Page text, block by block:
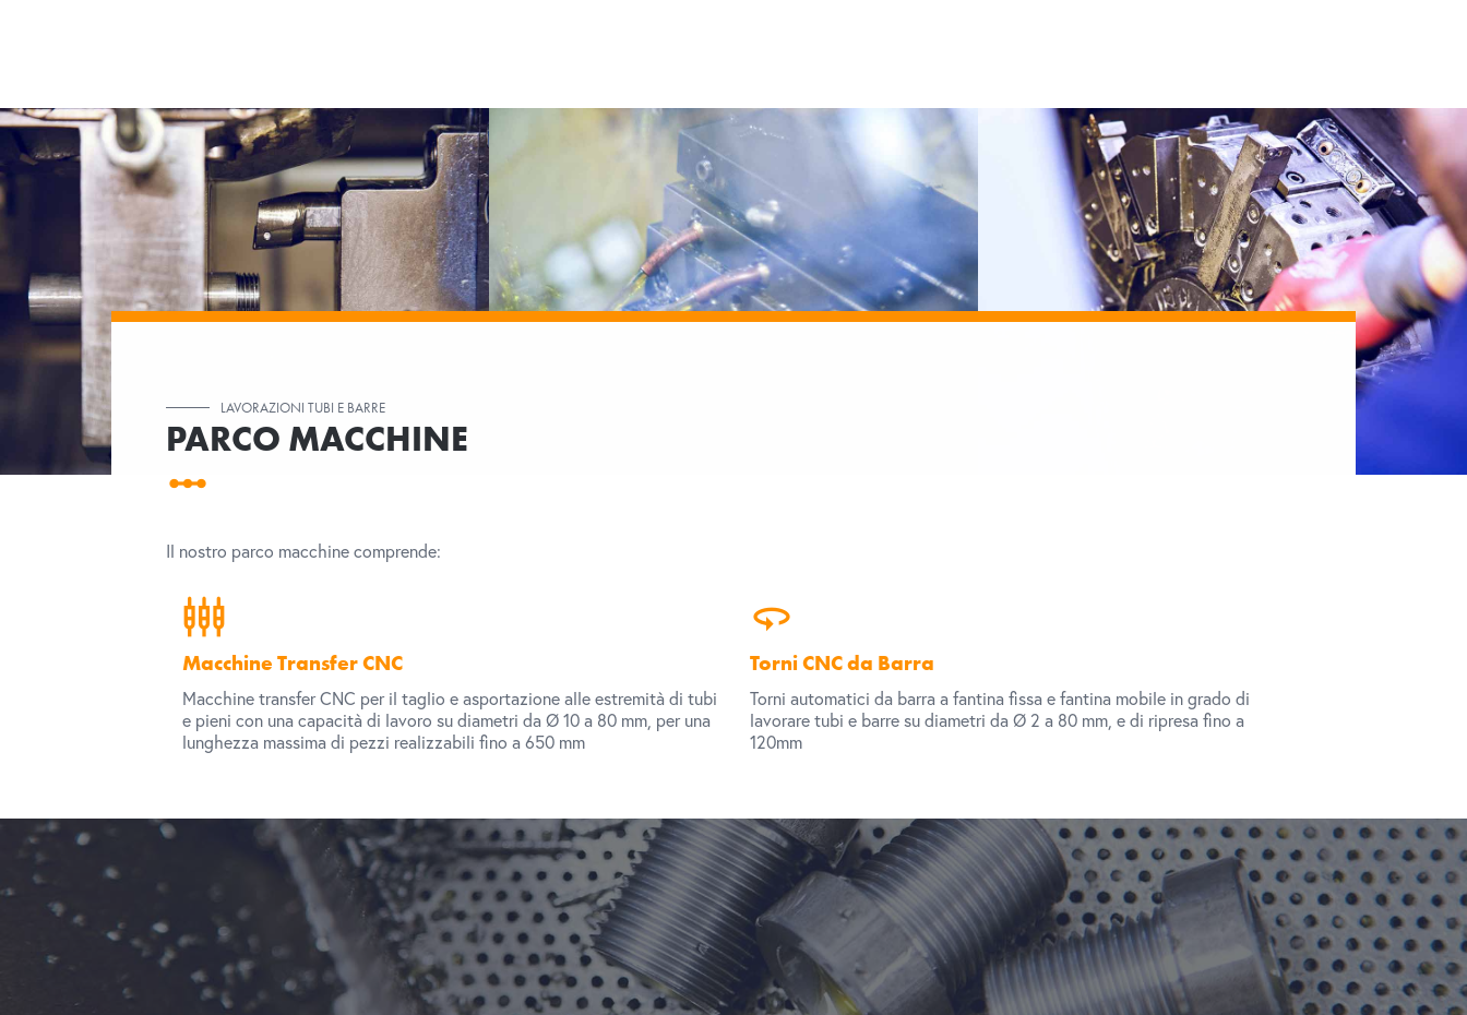
LAVORAZIONI TUBI E BARRE
PARCO MACCHINE
Il nostro parco macchine comprende:
settings_input_component
Macchine Transfer CNC
Macchine transfer CNC per il taglio e asportazione alle estremità di tubi
e pieni con una capacità di lavoro su diametri da Ø 10 a 80 mm, per una
lunghezza massima di pezzi realizzabili fino a 650 mm
360
Torni CNC da Barra
Torni automatici da barra a fantina fissa e fantina mobile in grado di
lavorare tubi e barre su diametri da Ø 2 a 80 mm, e di ripresa fino a
120mm